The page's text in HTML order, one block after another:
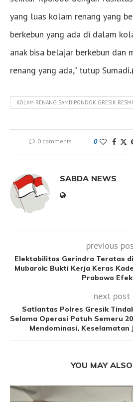
yang luas kolam renang yang
berkebun yang ada di dalam
anak bisa belajar berkebun dan
renang yang ada,” tutup Sumadi
KOLAM RENANG SAMBIPONDOK GRESIK
0 comments 0
SABDA NEWS
previous
Elektabilitas Gerindra Teratas
Mubarok: Bukti Kerja Keras
Prabowo
next post
Satlantas Polres Gresik
Selama Operasi Patuh Semeru
Mendominasi, Keselamatan
YOU MAY